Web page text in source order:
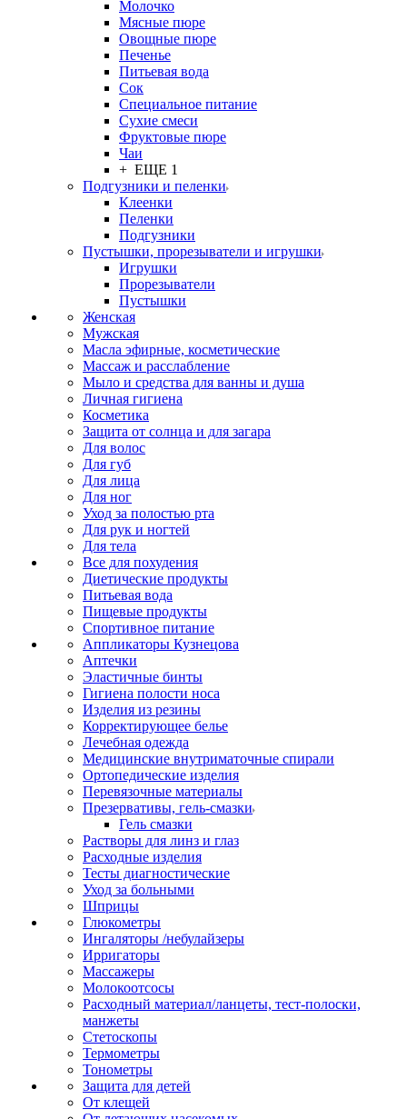
Молочко
Мясные пюре
Овощные пюре
Печенье
Питьевая вода
Сок
Специальное питание
Сухие смеси
Фруктовые пюре
Чаи
+ ЕЩЕ 1
Подгузники и пеленки
Клеенки
Пеленки
Подгузники
Пустышки, прорезыватели и игрушки
Игрушки
Прорезыватели
Пустышки
Женская
Мужская
Масла эфирные, косметические
Массаж и расслабление
Мыло и средства для ванны и душа
Личная гигиена
Косметика
Защита от солнца и для загара
Для волос
Для губ
Для лица
Для ног
Уход за полостью рта
Для рук и ногтей
Для тела
Все для похудения
Диетические продукты
Питьевая вода
Пищевые продукты
Спортивное питание
Аппликаторы Кузнецова
Аптечки
Эластичные бинты
Гигиена полости носа
Изделия из резины
Корректирующее белье
Лечебная одежда
Медицинские внутриматочные спирали
Ортопедические изделия
Перевязочные материалы
Презервативы, гель-смазки
Гель смазки
Растворы для линз и глаз
Расходные изделия
Тесты диагностические
Уход за больными
Шприцы
Глюкометры
Ингаляторы /небулайзеры
Ирригаторы
Массажеры
Молокоотсосы
Расходный материал/ланцеты, тест-полоски,
манжеты
Стетоскопы
Термометры
Тонометры
Защита для детей
От клещей